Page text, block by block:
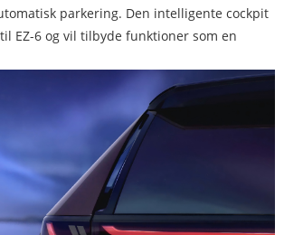
parkering. Den intelligente cockpit
EZ-6 og vil tilbyde funktioner som en